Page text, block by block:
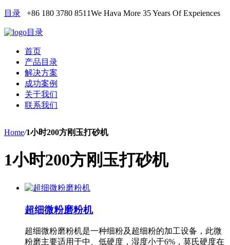
目录 +86 180 3780 8511We Hava More 35 Years Of Expeiences
目录
首页
产品目录
解决方案
成功案例
关于我们
联系我们
Home/1小时200方刚玉打砂机
1小时200方刚玉打砂机
超细微粉磨粉机
超细微粉磨粉机是一种细粉及超细粉的加工设备，此微
粉磨主要适用于中、低硬度，湿度小于6%，莫氏硬度在